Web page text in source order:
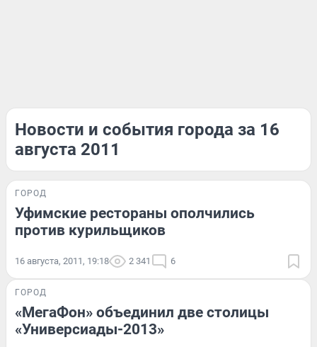
Новости и события города за 16
августа 2011
ГОРОД
Уфимские рестораны ополчились
против курильщиков
16 августа, 2011, 19:18 2 341 6
ГОРОД
«МегаФон» объединил две столицы
«Универсиады-2013»